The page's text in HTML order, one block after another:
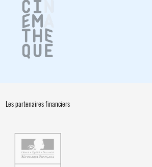
Les partenaires financiers